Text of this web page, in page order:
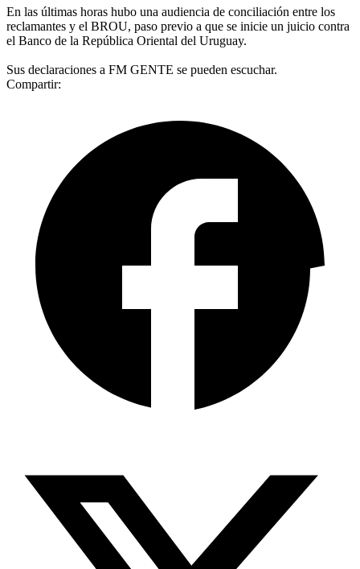
En las últimas horas hubo una audiencia de conciliación entre los
reclamantes y el BROU, paso previo a que se inicie un juicio contra
el Banco de la República Oriental del Uruguay.
Sus declaraciones a FM GENTE se pueden escuchar.
Compartir: